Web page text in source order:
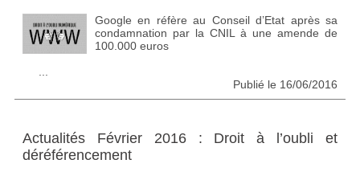
Google en réfère au Conseil d’Etat après sa
condamnation par la CNIL à une amende de
100.000 euros
Publié le 16/06/2016
Actualités Février 2016 : Droit à l’oubli et
déréférencement